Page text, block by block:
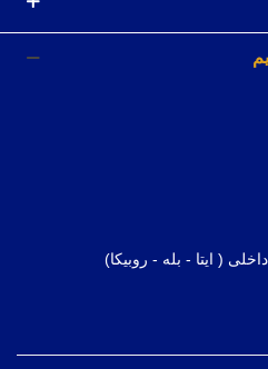
( ایتا - بله - روبیکا)